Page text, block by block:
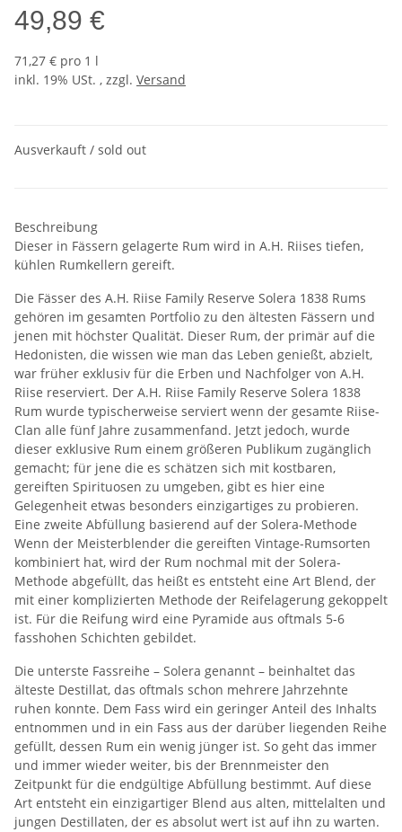
49,89 €
71,27 € pro 1 l
inkl. 19% USt. , zzgl. Versand
Ausverkauft / sold out
Beschreibung
Dieser in Fässern gelagerte Rum wird in A.H. Riises tiefen,
kühlen Rumkellern gereift.
Die Fässer des A.H. Riise Family Reserve Solera 1838 Rums
gehören im gesamten Portfolio zu den ältesten Fässern und
jenen mit höchster Qualität. Dieser Rum, der primär auf die
Hedonisten, die wissen wie man das Leben genießt, abzielt,
war früher exklusiv für die Erben und Nachfolger von A.H.
Riise reserviert. Der A.H. Riise Family Reserve Solera 1838
Rum wurde typischerweise serviert wenn der gesamte Riise-
Clan alle fünf Jahre zusammenfand. Jetzt jedoch, wurde
dieser exklusive Rum einem größeren Publikum zugänglich
gemacht; für jene die es schätzen sich mit kostbaren,
gereiften Spirituosen zu umgeben, gibt es hier eine
Gelegenheit etwas besonders einzigartiges zu probieren.
Eine zweite Abfüllung basierend auf der Solera-Methode
Wenn der Meisterblender die gereiften Vintage-Rumsorten
kombiniert hat, wird der Rum nochmal mit der Solera-
Methode abgefüllt, das heißt es entsteht eine Art Blend, der
mit einer komplizierten Methode der Reifelagerung gekoppelt
ist. Für die Reifung wird eine Pyramide aus oftmals 5-6
fasshohen Schichten gebildet.
Die unterste Fassreihe – Solera genannt – beinhaltet das
älteste Destillat, das oftmals schon mehrere Jahrzehnte
ruhen konnte. Dem Fass wird ein geringer Anteil des Inhalts
entnommen und in ein Fass aus der darüber liegenden Reihe
gefüllt, dessen Rum ein wenig jünger ist. So geht das immer
und immer wieder weiter, bis der Brennmeister den
Zeitpunkt für die endgültige Abfüllung bestimmt. Auf diese
Art entsteht ein einzigartiger Blend aus alten, mittelalten und
jungen Destillaten, der es absolut wert ist auf ihn zu warten.